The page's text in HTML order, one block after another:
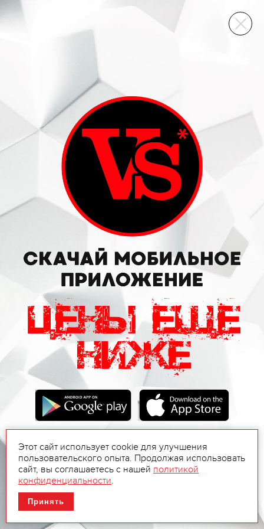
ВИННЫЙ СКЛАД
Этот сайт использует cookie для улучшения
пользовательского опыта. Продолжая использовать
сайт, вы соглашаетесь с нашей политикой
конфиденциальности.
Принять